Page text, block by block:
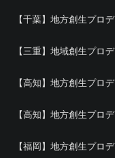
【千葉】地方創生プロ
【三重】地域創生プロ
【高知】地方創生プロ
【高知】地方創生プロ
【福岡】地方創生プロ